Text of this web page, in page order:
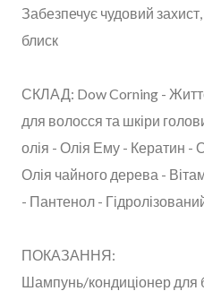
Забезпечує чудовий
блиск
СКЛАД: Dow Corning -
для волосся та шкіри
олія - Олія Ему - Кератин -
Олія чайного дерева -
- Пантенол -
ПОКАЗАННЯ:
Шампунь/кондиціонер для